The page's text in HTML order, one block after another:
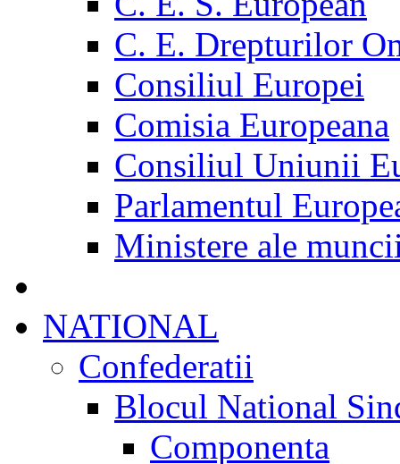
C. E. Drepturilor
Consiliul Europei
Comisia Europeana
Consiliul Uniunii
Parlamentul
Ministere ale
NATIONAL
Confederatii
Blocul National
Componenta